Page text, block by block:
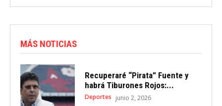
MÁS NOTICIAS
Recuperaré “Pirata” Fuente y
habrá Tiburones Rojos:...
Deportes junio 2, 2026